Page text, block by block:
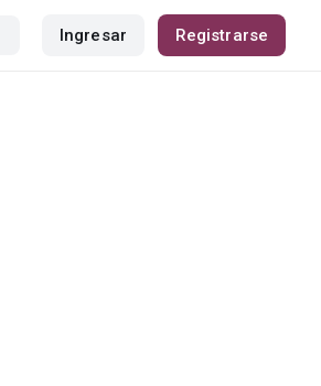
Ingresar Registrarse